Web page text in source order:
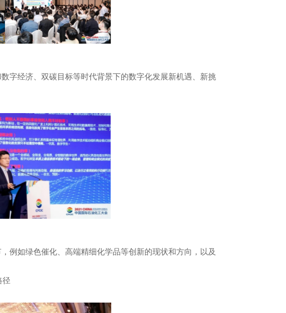
字经济、双碳目标等时代背景下的数字化发展新机遇、新挑
例如绿色催化、高端精细化学品等创新的现状和方向，以及
径